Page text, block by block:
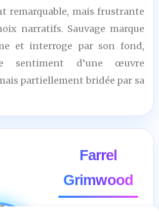
remarquable, mais frustrante
narratifs. Sauvage marque
et interroge par son fond,
sentiment d’une œuvre
partiellement bridée par sa
Farrel
Grimwood